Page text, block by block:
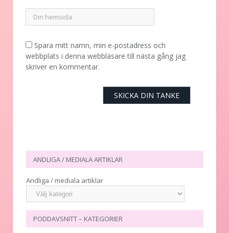
Spara mitt namn, min e-postadress och
webbplats i denna webbläsare till nästa gång jag
skriver en kommentar.
ANDLIGA / MEDIALA ARTIKLAR
Andliga / mediala artiklar
PODDAVSNITT – KATEGORIER